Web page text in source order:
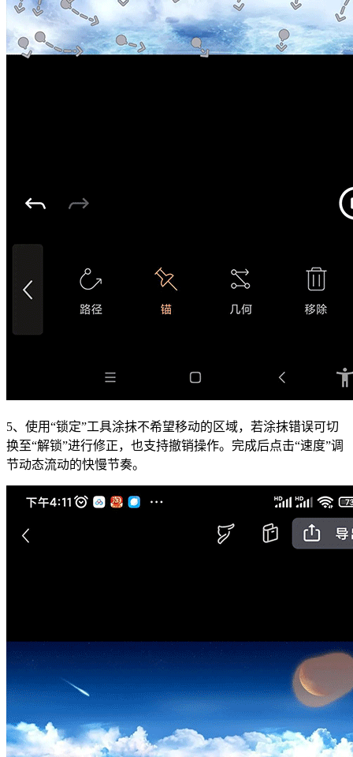
5、使用“锁定”工具涂抹不希望移动的区域，若涂抹错误可切
换至“解锁”进行修正，也支持撤销操作。完成后点击“速度”调
节动态流动的快慢节奏。